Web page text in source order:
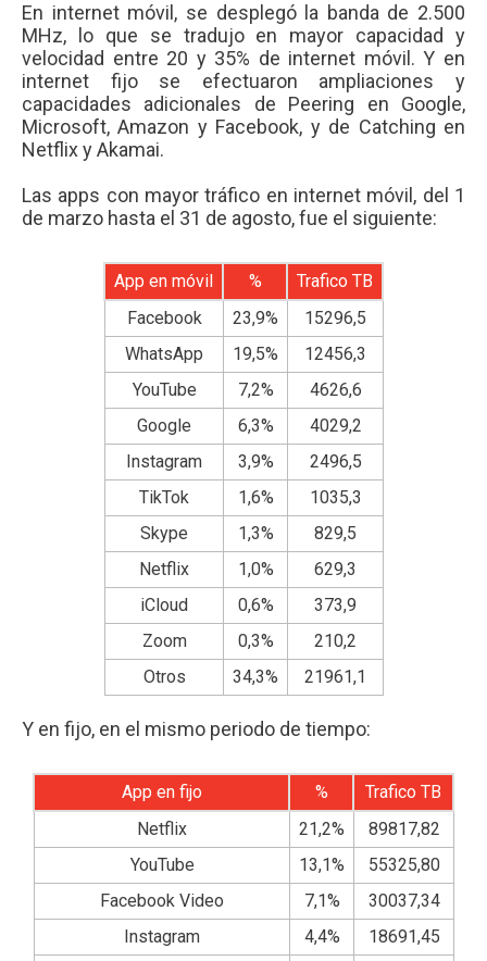
En internet móvil, se desplegó la banda de 2.500
MHz, lo que se tradujo en mayor capacidad y
velocidad entre 20 y 35% de internet móvil. Y en
internet fijo se efectuaron ampliaciones y
capacidades adicionales de Peering en Google,
Microsoft, Amazon y Facebook, y de Catching en
Netflix y Akamai.
Las apps con mayor tráfico en internet móvil, del 1
de marzo hasta el 31 de agosto, fue el siguiente:
App en móvil %
Trafico TB
Facebook
23,9%
15296,5
WhatsApp
19,5%
12456,3
YouTube
7,2%
4626,6
Google
6,3%
4029,2
Instagram
3,9%
2496,5
TikTok
1,6%
1035,3
Skype
1,3%
829,5
Netflix
1,0%
629,3
iCloud
0,6%
373,9
Zoom
0,3%
210,2
Otros
34,3% 21961,1
Y en fijo, en el mismo periodo de tiempo:
App en fijo %
Trafico TB
Netflix
21,2%
89817,82
YouTube
13,1%
55325,80
Facebook Video
7,1%
30037,34
Instagram
4,4%
18691,45